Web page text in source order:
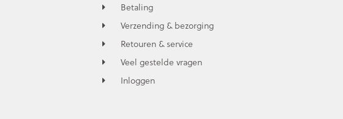
Betaling
Verzending & bezorging
Retouren & service
Veel gestelde vragen
Inloggen